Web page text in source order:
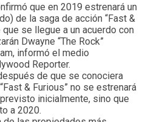
que en 2019 estrenará un
de la saga de acción “Fast &
que se llegue a un acuerdo con
Dwayne “The Rock”
informó el medio
Reporter.
de que se conociera
& Furious” no se estrenará
inicialmente, sino que
a 2020.